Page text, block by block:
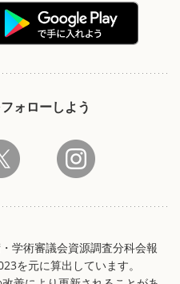
ォローしよう
学術審議会資源調査分科会報
を元に算出しています。